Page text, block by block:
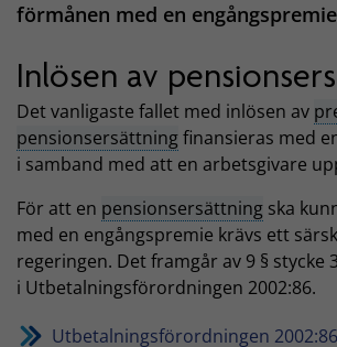
förmånen med en
Inlösen av
Det vanligaste fallet med inlösen av
pensionsersättningfinansieras med
i samband med att en arbetsgivare
För att en pensionsersättning ska
med en engångspremie krävs ett
regeringen. Det framgår av 9 § stycke 3
i Utbetalningsförordningen 2002:86.
Utbetalningsförordningen